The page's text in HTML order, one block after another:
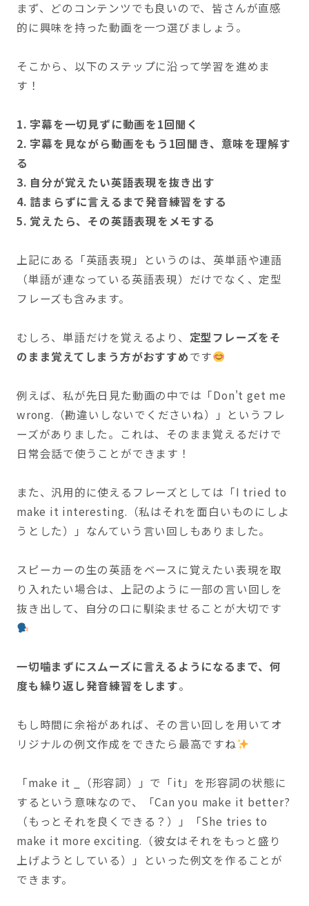
まず、どのコンテンツでも良いので、皆さんが直感
的に興味を持った動画を一つ選びましょう。
そこから、以下のステップに沿って学習を進めま
す！
1. 字幕を一切見ずに動画を1回聞く
2. 字幕を見ながら動画をもう1回聞き、意味を理解す
る
3. 自分が覚えたい英語表現を抜き出す
4. 詰まらずに言えるまで発音練習をする
5. 覚えたら、その英語表現をメモする
上記にある「英語表現」というのは、英単語や連語
（単語が連なっている英語表現）だけでなく、定型
フレーズも含みます。
むしろ、単語だけを覚えるより、 定型フレーズをそ
のまま覚えてしまう方がおすすめです
例えば、私が先日見た動画の中では「Don't get me
wrong.（勘違いしないでくださいね）」というフレ
ーズがありました。これは、そのまま覚えるだけで
日常会話で使うことができます！
また、汎用的に使えるフレーズとしては「I tried to
make it interesting.（私はそれを面白いものにしよ
うとした）」なんていう言い回しもありました。
スピーカーの生の英語をベースに覚えたい表現を取
り入れたい場合は、上記のように一部の言い回しを
抜き出して、自分の口に馴染ませることが大切です
一切噛まずにスムーズに言えるようになるまで、何
度も繰り返し発音練習をします。
もし時間に余裕があれば、その言い回しを用いてオ
リジナルの例文作成をできたら最高ですね
「make it _（形容詞）」で「it」を形容詞の状態に
するという意味なので、「Can you make it better?
（もっとそれを良くできる？）」「She tries to
make it more exciting.（彼女はそれをもっと盛り
上げようとしている）」といった例文を作ることが
できます。